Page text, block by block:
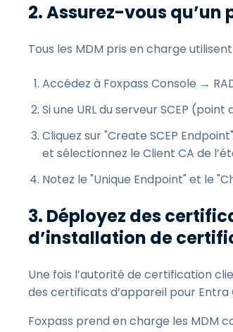
2. Assurez-vous qu’un
Tous les MDM pris en charge
Accédez à Foxpass Console →
Si une URL du serveur SCEP
Cliquez sur "Create SCEP
et sélectionnez le Client CA de
Notez le "Unique Endpoint" et le
3. Déployez des
d’installation de
Une fois l’autorité de certification
des certificats d’appareil pour Entra
Foxpass prend en charge les MDM